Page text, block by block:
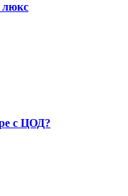
люкс
с ЦОД?